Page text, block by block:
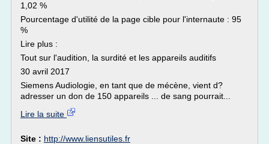
1,02 %
Pourcentage d'utilité de la page cible pour l'internaute : 95
%
Lire plus :
Tout sur l'audition, la surdité et les appareils auditifs
30 avril 2017
Siemens Audiologie, en tant que de mécène, vient d?
adresser un don de 150 appareils ... de sang pourrait...
Lire la suite
Site : http://www.liensutiles.fr